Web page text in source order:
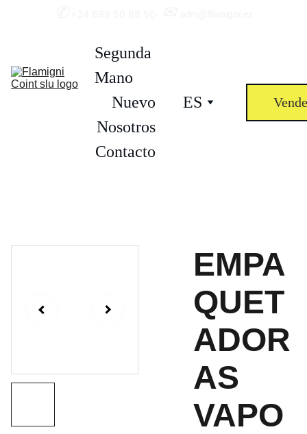
Segunda
Mano
Nuevo
Nosotros
Contacto
ES
EMPA
QUET
ADOR
AS
VAPO